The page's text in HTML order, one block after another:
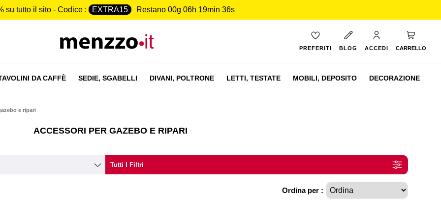
su tutto il sito - Codice : EXTRA15 Restano 00g 06h 19min 35s
PREFERITI BLOG ACCEDI CARRELLO
DA CAFFÈ SEDIE, SGABELLI DIVANI, POLTRONE LETTI, TESTATE MOBILI, DEPOSITO DECORAZIONE
e ripari
ACCESSORI PER GAZEBO E RIPARI
Tutti I Filtri
Ordina per :